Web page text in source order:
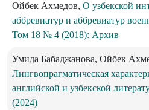
Ойбек Ахмедов, О узбекской
аббревиатур и аббревиатур
Том 18 № 4 (2018): Архив
Умида Бабаджанова, Ойбек
Лингвопрагматическая
английской и узбекской
(2024)